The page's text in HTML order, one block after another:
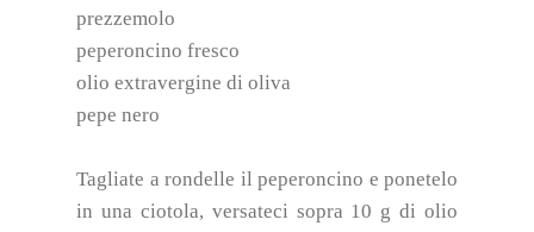
prezzemolo
peperoncino fresco
olio extravergine di oliva
pepe nero
Tagliate a rondelle il peperoncino e ponetelo
in una ciotola, versateci sopra 10 g di olio